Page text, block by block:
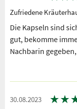
Zufriedene
Die Kapseln sind
gut, bekomme
Nachbarin
30.08.2023 ★★